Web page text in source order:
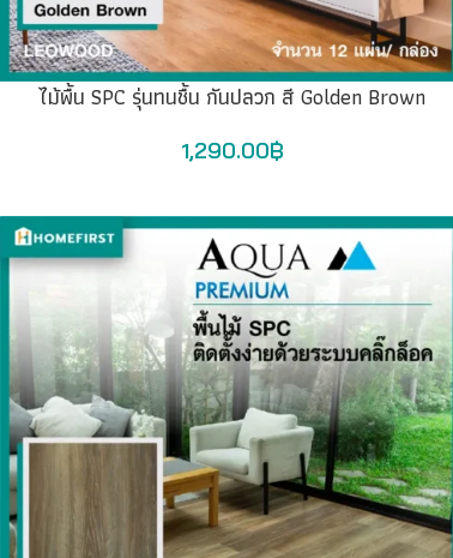
ไม้พื้น SPC รุ่นทนชื้น กันปลวก สี Golden Brown
1,290.00฿